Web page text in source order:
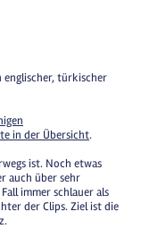
englischer, türkischer
in der Übersicht.
ist. Noch etwas
auch über sehr
immer schlauer als
der Clips. Ziel ist die